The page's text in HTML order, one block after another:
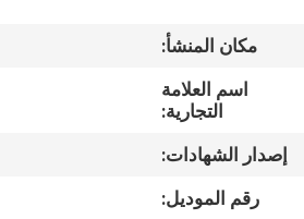
أشرطة
فيديو
معلومات
مكان المنشأ:
اسم العلامة
التجارية:
إصدار الشهادات:
رقم الموديل: